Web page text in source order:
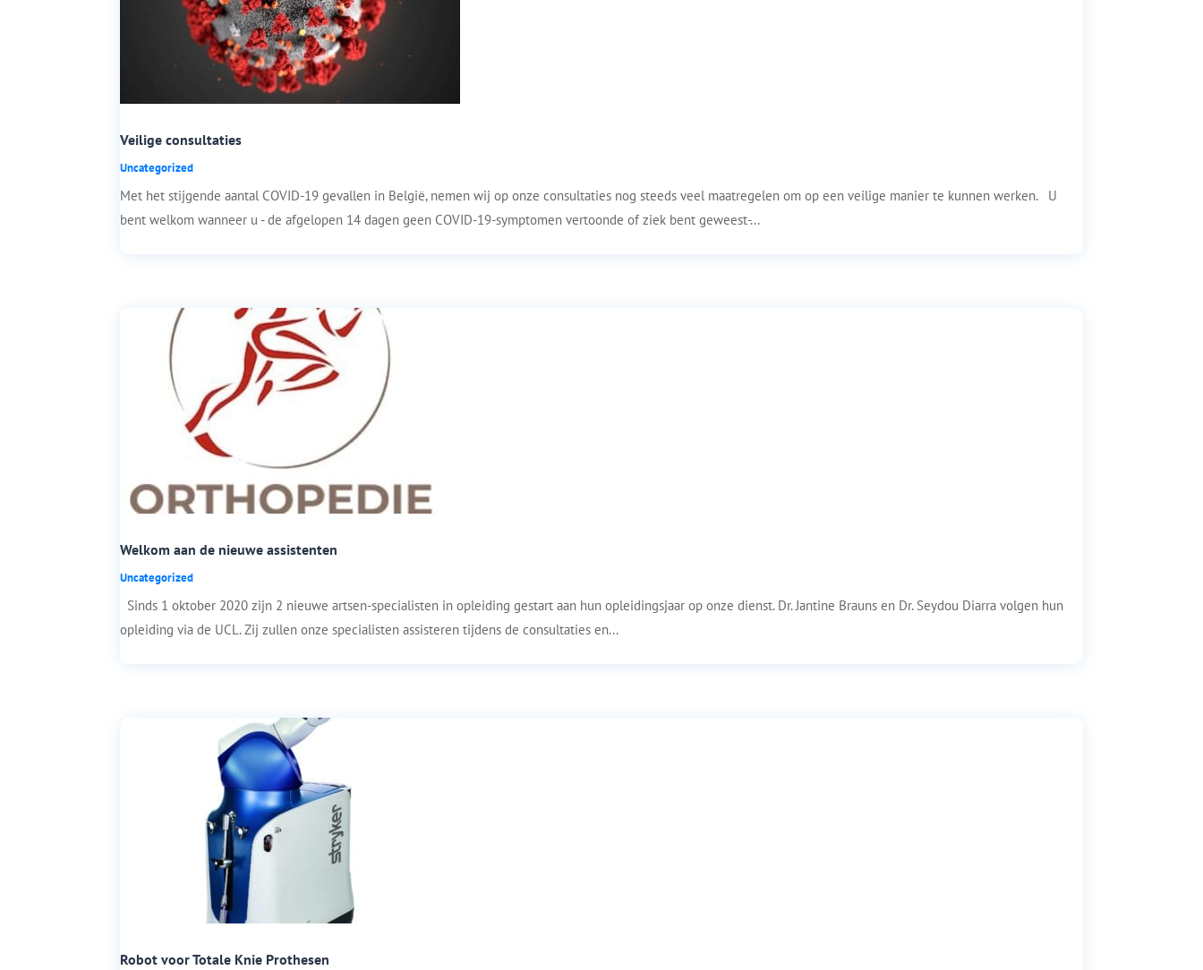
Veilige consultaties
Uncategorized
Met het stijgende aantal COVID-19 gevallen in België, nemen wij op onze consultaties nog steeds veel maatregelen om op een veilige manier te kunnen werken. U
bent welkom wanneer u - de afgelopen 14 dagen geen COVID-19-symptomen vertoonde of ziek bent geweest-...
Welkom aan de nieuwe assistenten
Uncategorized
Sinds 1 oktober 2020 zijn 2 nieuwe artsen-specialisten in opleiding gestart aan hun opleidingsjaar op onze dienst. Dr. Jantine Brauns en Dr. Seydou Diarra volgen hun
opleiding via de UCL. Zij zullen onze specialisten assisteren tijdens de consultaties en...
Robot voor Totale Knie Prothesen